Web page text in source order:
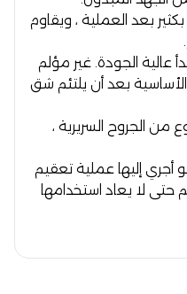
بعد العملية ، ويقاوم
عالية الجودة. غير مؤلم
الأساسية بعد أن يلتئم شق
من الجروح السريرية ،
إليها عملية تعقيم
لا يعاد استخدامها